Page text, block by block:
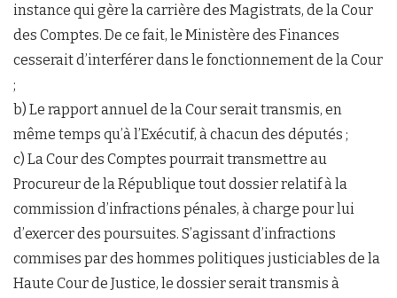
instance qui gère la carrière des Magistrats, de la Cour
des Comptes. De ce fait, le Ministère des Finances
cesserait d’interférer dans le fonctionnement de la Cour
;
b) Le rapport annuel de la Cour serait transmis, en
même temps qu’à l’Exécutif, à chacun des députés ;
c) La Cour des Comptes pourrait transmettre au
Procureur de la République tout dossier relatif à la
commission d’infractions pénales, à charge pour lui
d’exercer des poursuites. S’agissant d’infractions
commises par des hommes politiques justiciables de la
Haute Cour de Justice, le dossier serait transmis à